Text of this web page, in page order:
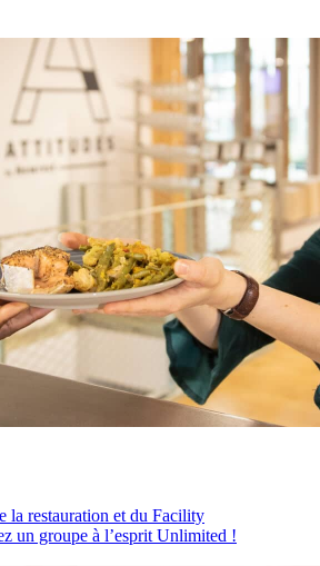
la restauration et du Facility
un groupe à l’esprit Unlimited !